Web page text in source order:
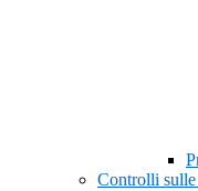
Controlli sulle